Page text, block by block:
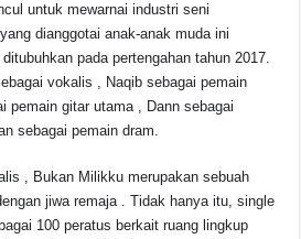
e
a
d
s
p
y
Li
n
k
ar
e
untuk mewarnai industri seni
dianggotai anak-anak muda ini
pada pertengahan tahun 2017.
vokalis , Naqib sebagai pemain
pemain gitar utama , Dann sebagai
sebagai pemain dram.
, Bukan Milikku merupakan sebuah
jiwa remaja . Tidak hanya itu, single
100 peratus berkait ruang lingkup